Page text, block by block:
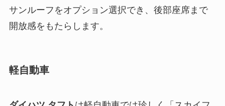
サンルーフをオプション選択でき、後部座席まで
開放感をもたらします。
軽自動車